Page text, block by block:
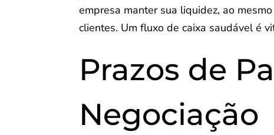
empresa manter sua liquidez, ao
clientes. Um fluxo de caixa saudável é
Prazos de
Negociação